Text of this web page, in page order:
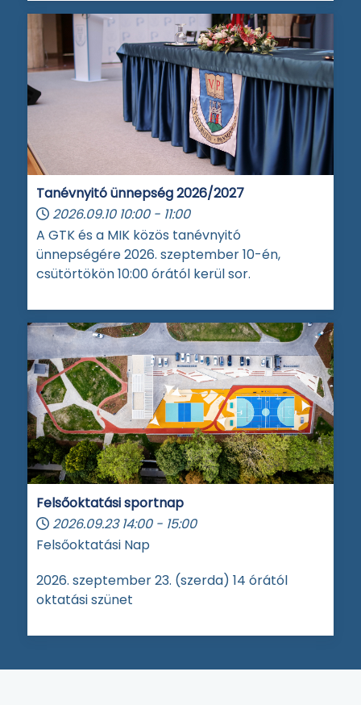
Tanévnyitó ünnepség 2026/2027
2026.09.10 10:00 - 11:00
A GTK és a MIK közös tanévnyitó
ünnepségére 2026. szeptember 10-én,
csütörtökön 10:00 órától kerül sor.
Felsőoktatási sportnap
2026.09.23 14:00 - 15:00
Felsőoktatási Nap
2026. szeptember 23. (szerda) 14 órától
oktatási szünet